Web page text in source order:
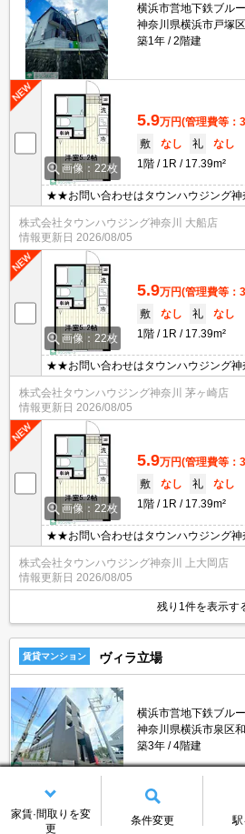
横浜市営地下鉄ブル
神奈川県横浜市戸塚
築1年
2階建
画像：22枚
5.9万円(管理費等：
敷
なし 礼
なし
1階
1R 17.39m²
★★お問い合わせはタウンハウジング
株式会社タウンハウジング神奈川 大船店
情報更新日 2026/08/05
画像：22枚
5.9万円(管理費等：
敷
なし 礼
なし
1階
1R 17.39m²
★★お問い合わせはタウンハウジング
株式会社タウンハウジング神奈川 茅ヶ崎店
情報更新日 2026/08/05
画像：22枚
5.9万円(管理費等：
敷
なし 礼
なし
1階
1R 17.39m²
★★お問い合わせはタウンハウジング
株式会社タウンハウジング神奈川 上大岡店
情報更新日 2026/08/05
残り1件を表示す
賃貸マンション ヴィラ立場
横浜市営地下鉄ブル
神奈川県横浜市泉区
築3年
4階建
8.2万円 (管理費等：
家賃·間取りを変
更
条件変更 駅